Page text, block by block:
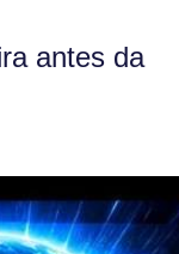
antes da